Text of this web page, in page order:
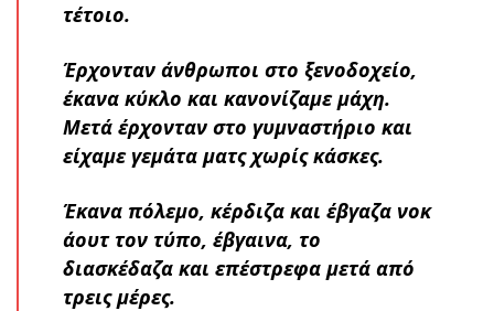
τέτοιο.
Έρχονταν άνθρωποι στο ξενοδοχείο,
έκανα κύκλο και κανονίζαμε μάχη.
Μετά έρχονταν στο γυμναστήριο και
είχαμε γεμάτα ματς χωρίς κάσκες.
Έκανα πόλεμο, κέρδιζα και έβγαζα νοκ
άουτ τον τύπο, έβγαινα, το
διασκέδαζα και επέστρεφα μετά από
τρεις μέρες.